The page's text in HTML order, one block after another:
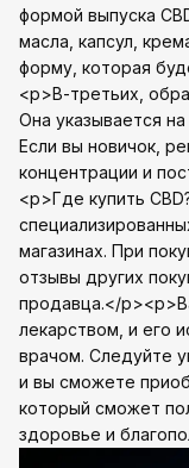
формой выпуска
масла, капсул,
форму, которая
<p>В-третьих,
Она указывается
Если вы новичок,
концентрации и
<p>Где купить
магазинах. При
отзывы других
продавца.</
лекарством, и его
врачом. Следуйте
и вы сможете
который сможет
здоровье и